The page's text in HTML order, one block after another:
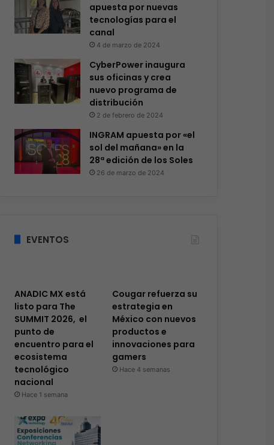
apuesta por nuevas
tecnologías para el
canal
4 de marzo de 2024
CyberPower inaugura
sus oficinas y crea
nuevo programa de
distribución
2 de febrero de 2024
INGRAM apuesta por «el
sol del mañana» en la
28ª edición de los Soles
26 de marzo de 2024
EVENTOS
ANADIC MX está
listo para The
SUMMIT 2026, el
punto de
encuentro para el
ecosistema
tecnológico
nacional
Hace 1 semana
Cougar refuerza su
estrategia en
México con nuevos
productos e
innovaciones para
gamers
Hace 4 semanas